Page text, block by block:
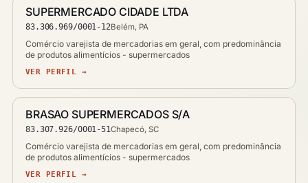
SUPERMERCADO CIDADE LTDA
83.306.969/0001-12Belém, PA
Comércio varejista de mercadorias em geral, com predominância
de produtos alimentícios - supermercados
VER PERFIL →
BRASAO SUPERMERCADOS S/A
83.307.926/0001-51Chapecó, SC
Comércio varejista de mercadorias em geral, com predominância
de produtos alimentícios - supermercados
VER PERFIL →